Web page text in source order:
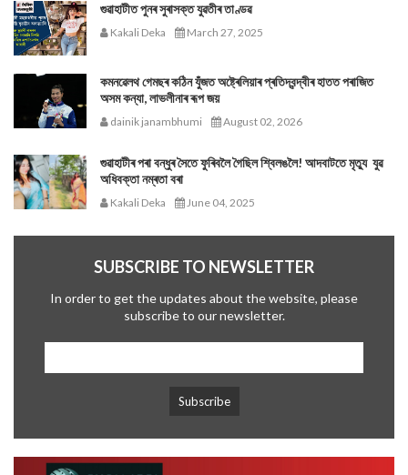
গুৱাহাটীত পুনৰ সুৰাসক্ত যুৱতীৰ তাণ্ডৱ
Kakali Deka March 27, 2025
কমনৱেলথ গেমছৰ কঠিন যুঁজত অষ্ট্ৰেলিয়াৰ প্ৰতিদ্বন্দ্বীৰ হাতত পৰাজিত
অসম কন্যা, লাভলীনাৰ ৰূপ জয়
dainik janambhumi August 02, 2026
গুৱাহাটীৰ পৰা বন্ধুৰ সৈতে ফুৰিবলৈ গৈছিল শ্বিলঙলৈ! আদবাটতে মৃত্যু যুৱ
অধিবক্তা নম্ৰতা বৰা
Kakali Deka June 04, 2025
SUBSCRIBE TO NEWSLETTER
In order to get the updates about the website, please
subscribe to our newsletter.